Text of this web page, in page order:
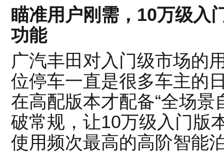
瞄准用户刚需，10万级入
功能
广汽丰田对入门级市场的
位停车一直是很多车主的
在高配版本才配备“全场景
破常规，让10万级入门版
使用频次最高的高阶智能